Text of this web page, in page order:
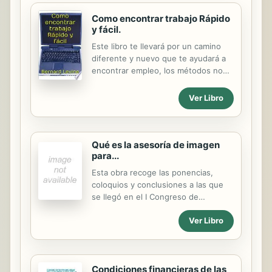
Como encontrar trabajo Rápido
y fácil.
Este libro te llevará por un camino
diferente y nuevo que te ayudará a
encontrar empleo, los métodos no
un momento y lea antes de criticar.
Ver Libro
Qué es la asesoría de imagen
para...
Esta obra recoge las ponencias,
coloquios y conclusiones a las que
se llegó en el I Congreso de
Asesores de Imagen, que contó con
la presencia de: Lluís Llongueras,
César Díaz Carrera, Joseph Pons,
Gallifa, Montserrat Guardiola,
Montserrat Gulas, Pilar Pérez y Rosa
Ver Libro
Condiciones financieras de las